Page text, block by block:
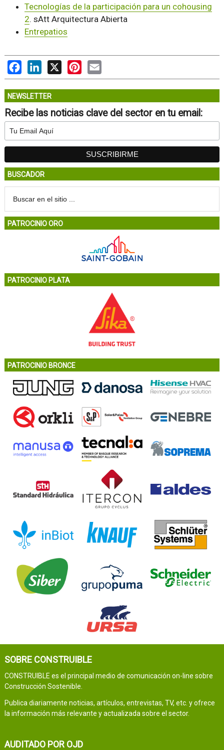
Tecnologías de la participación para un cohousing
2. sAtt Arquitectura Abierta
Entrepatios
FacebookLinkedIn Pinterest
NEWSLETTER
Recibe las noticias clave del sector en tu email:
BUSCADOR
PATROCINIO ORO
PATROCINIO PLATA
PATROCINIO BRONCE
SOBRE CONSTRUIBLE
CONSTRUIBLE es el principal medio de comunicación on-line sobre
Construcción Sostenible.
Publica diariamente noticias, artículos, entrevistas, TV, etc. y ofrece
la información más relevante y actualizada sobre el sector.
AUDITADO POR OJD